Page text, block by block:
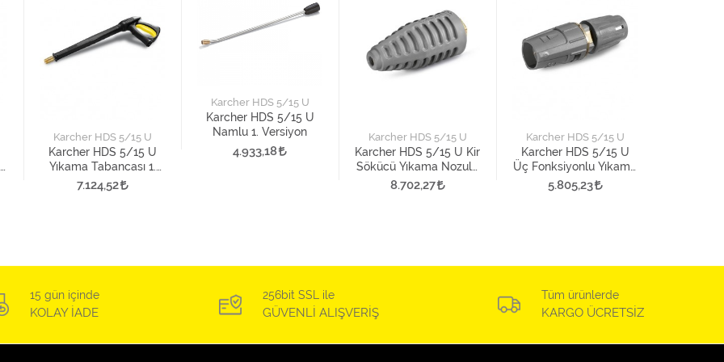
Karcher HDS 5/15 U
Karcher HDS 5/15 U
Yıkama Tabancası 1.
Versiyon
7.124,52
Karcher HDS 5/15 U
Karcher HDS 5/15 U
Namlu 1. Versiyon
4.933,18
Karcher HDS 5/15 U
Karcher HDS 5/15 U Kir
Sökücü Yıkama Nozulu
2. Versiyon
8.702,27
Karcher HDS 5/15 U
Karcher HDS 5/15 U
Üç Fonksiyonlu Yıkama
Nozulu 2. Versiyon
5.805,23
15 gün içinde
KOLAY İADE
256bit SSL ile
GÜVENLİ ALIŞVERİŞ
Tüm ürünlerde
KARGO ÜCRETSİZ